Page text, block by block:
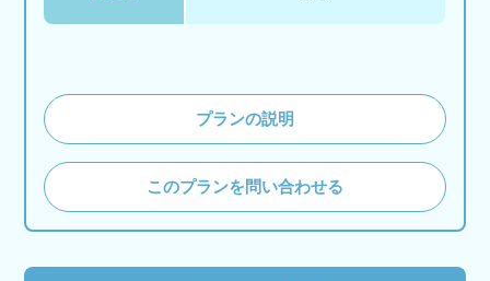
プランの説明
このプランを問い合わせる